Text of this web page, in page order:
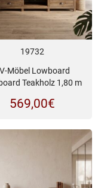
19732
Möbel Lowboard
Teakholz 1,80 m
569,00€